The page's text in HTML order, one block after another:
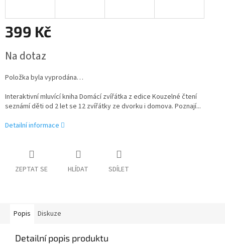
399 Kč
cena:
Na dotaz
Položka byla vyprodána…
Interaktivní mluvící kniha Domácí zvířátka z edice Kouzelné čtení
seznámí děti od 2 let se 12 zvířátky ze dvorku i domova. Poznají...
Detailní informace
ZEPTAT SE HLÍDAT SDÍLET
Popis Diskuze
Detailní popis produktu